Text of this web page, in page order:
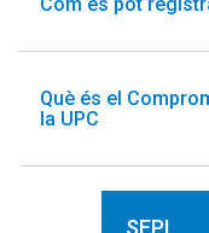
Què és el
la UPC
SEPI